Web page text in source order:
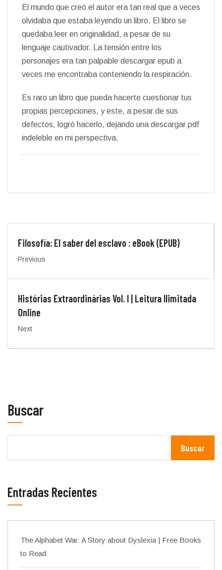
El mundo que creó el autor era tan real que a veces
olvidaba que estaba leyendo un libro. El libro se
quedaba leer en originalidad, a pesar de su
lenguaje cautivador. La tensión entre los
personajes era tan palpable descargar epub a
veces me encontraba conteniendo la respiración.
Es raro un libro que pueda hacerte cuestionar tus
propias percepciones, y este, a pesar de sus
defectos, logró hacerlo, dejando una descargar pdf
indeleble en mi perspectiva.
Filosofía: El saber del esclavo : eBook (EPUB)
Previous
Histórias Extraordinárias Vol. I | Leitura Ilimitada
Online
Next
Buscar
Buscar
Entradas Recientes
The Alphabet War: A Story about Dyslexia | Free Books
to Read